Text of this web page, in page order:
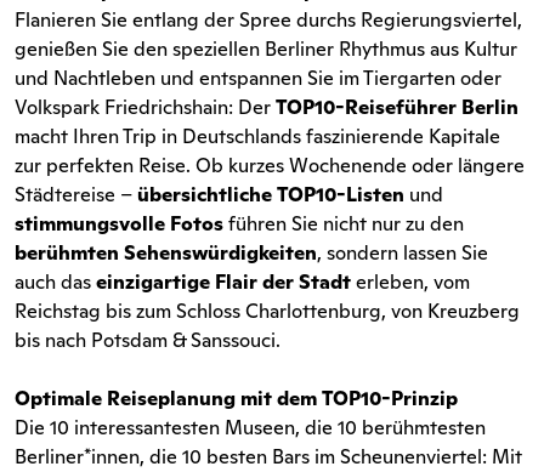
Flanieren Sie entlang der Spree durchs Regierungsviertel,
genießen Sie den speziellen Berliner Rhythmus aus Kultur
und Nachtleben und entspannen Sie im Tiergarten oder
Volkspark Friedrichshain: DerTOP10-Reiseführer Berlin
macht Ihren Trip in Deutschlands faszinierende Kapitale
zur perfekten Reise. Ob kurzes Wochenende oder längere
Städtereise –übersichtliche TOP10-Listen und
stimmungsvolle Fotosführen Sie nicht nur zu den
berühmten Sehenswürdigkeiten, sondern lassen Sie
auch daseinzigartige Flair der Stadterleben, vom
Reichstag bis zum Schloss Charlottenburg, von Kreuzberg
bis nach Potsdam & Sanssouci.
Optimale Reiseplanung mit dem TOP10-Prinzip
Die 10 interessantesten Museen, die 10 berühmtesten
Berliner*innen, die 10 besten Bars im Scheunenviertel: Mit